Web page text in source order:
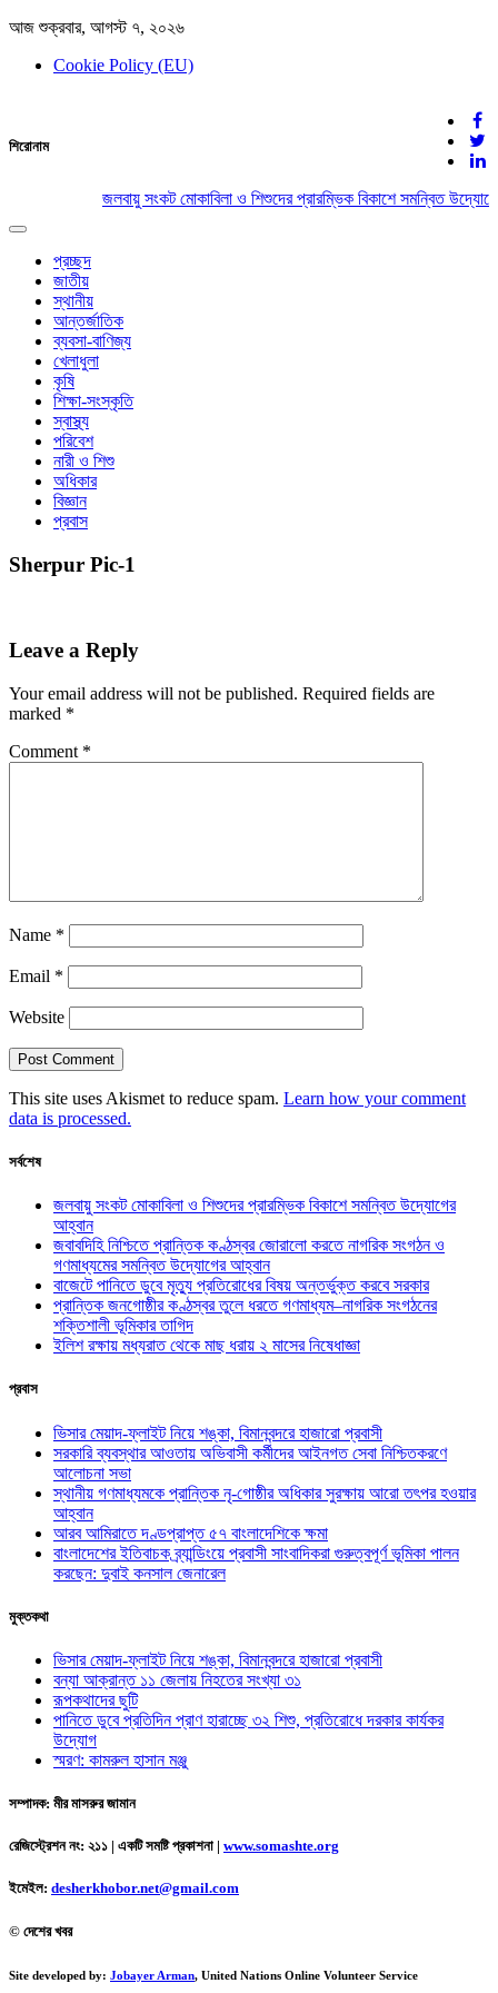
আজ শুক্রবার, আগস্ট ৭, ২০২৬
Cookie Policy (EU)
দেশের খবর
যুক্ত থাকুন দেশের সঙ্গে
শিরোনাম
জলবায়ু সংকট মোকাবিলা ও শিশুদের প্রারম্ভিক বিকাশে সমন্বিত
Toggle
navigation
প্রচ্ছদ
জাতীয়
স্থানীয়
আন্তর্জাতিক
ব্যবসা-বাণিজ্য
খেলাধুলা
কৃষি
শিক্ষা-সংস্কৃতি
স্বাস্থ্য
পরিবেশ
নারী ও শিশু
অধিকার
বিজ্ঞান
প্রবাস
Sherpur Pic-1
Leave a Reply
Your email address will not be published. Required fields are
marked *
Comment *
Name *
Email *
Website
This site uses Akismet to reduce spam. Learn how your comment
data is processed.
সর্বশেষ
জলবায়ু সংকট মোকাবিলা ও শিশুদের প্রারম্ভিক বিকাশে সমন্বিত উদ্যোগের
আহ্বান
জবাবদিহি নিশ্চিতে প্রান্তিক কণ্ঠস্বর জোরালো করতে নাগরিক সংগঠন ও
গণমাধ্যমের সমন্বিত উদ্যোগের আহ্বান
বাজেটে পানিতে ডুবে মৃত্যু প্রতিরোধের বিষয় অন্তর্ভুক্ত করবে সরকার
প্রান্তিক জনগোষ্ঠীর কণ্ঠস্বর তুলে ধরতে গণমাধ্যম–নাগরিক সংগঠনের
শক্তিশালী ভূমিকার তাগিদ
ইলিশ রক্ষায় মধ্যরাত থেকে মাছ ধরায় ২ মাসের নিষেধাজ্ঞা
প্রবাস
ভিসার মেয়াদ-ফ্লাইট নিয়ে শঙ্কা, বিমানবন্দরে হাজারো প্রবাসী
সরকারি ব্যবস্থার আওতায় অভিবাসী কর্মীদের আইনগত সেবা নিশ্চিতকরণে
আলোচনা সভা
স্থানীয় গণমাধ্যমকে প্রান্তিক নৃ-গোষ্ঠীর অধিকার সুরক্ষায় আরো তৎপর হওয়ার
আহ্বান
আরব আমিরাতে দণ্ডপ্রাপ্ত ৫৭ বাংলাদেশিকে ক্ষমা
বাংলাদেশের ইতিবাচক ব্র্যান্ডিংয়ে প্রবাসী সাংবাদিকরা গুরুত্বপূর্ণ ভূমিকা পালন
করছেন: দুবাই কনসাল জেনারেল
মুক্তকথা
ভিসার মেয়াদ-ফ্লাইট নিয়ে শঙ্কা, বিমানবন্দরে হাজারো প্রবাসী
বন্যা আক্রান্ত ১১ জেলায় নিহতের সংখ্যা ৩১
রূপকথাদের ছুটি
পানিতে ডুবে প্রতিদিন প্রাণ হারাচ্ছে ৩২ শিশু, প্রতিরোধে দরকার কার্যকর
উদ্যোগ
স্মরণ: কামরুল হাসান মঞ্জু
সম্পাদক: মীর মাসরুর জামান
রেজিস্ট্রেশন নং: ২১১ | একটি সমষ্টি প্রকাশনা | www.somashte.org
ইমেইল: desherkhobor.net@gmail.com
© দেশের খবর
Site developed by: Jobayer Arman, United Nations Online Volunteer Service